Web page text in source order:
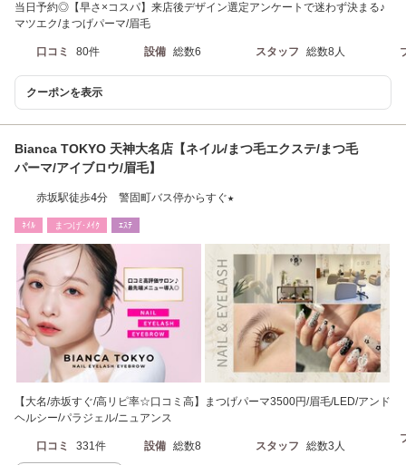
当日予約◎【早さ×コスパ】来店後デザイン選定アンケートで迷わず決まる♪
マツエク/まつげパーマ/眉毛
口コミ 80件 設備 総数6 スタッフ 総数8人
クーポンを表示
Bianca TOKYO 天神大名店【ネイル/まつ毛エクステ/まつ毛
パーマ/アイブロウ/眉毛】
赤坂駅徒歩4分 警固町バス停からすぐ★
ﾈｲﾙ まつげ･ﾒｲｸ ｴｽﾃ
【大名/赤坂すぐ/高リピ率☆口コミ高】まつげパーマ3500円/眉毛/LED/アンド
ヘルシー/パラジェル/ニュアンス
口コミ 331件 設備 総数8 スタッフ 総数3人